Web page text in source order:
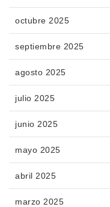
octubre 2025
septiembre 2025
agosto 2025
julio 2025
junio 2025
mayo 2025
abril 2025
marzo 2025